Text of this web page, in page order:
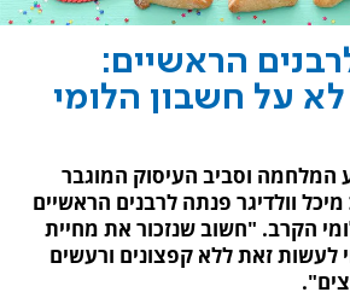
הראשיים:
על חשבון הלומי
המלחמה וסביב העיסוק המוגבר
וולדיגר פנתה לרבנים הראשיים
הקרב. "חשוב שנזכור את מחיית
לעשות זאת ללא קפצונים ורעשים